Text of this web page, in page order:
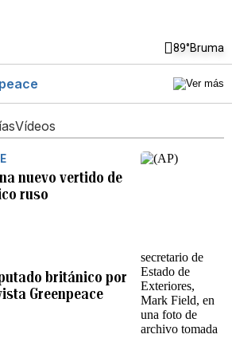
89°Bruma
Vídeos
nuevo vertido de
ruso
británico por
Greenpeace